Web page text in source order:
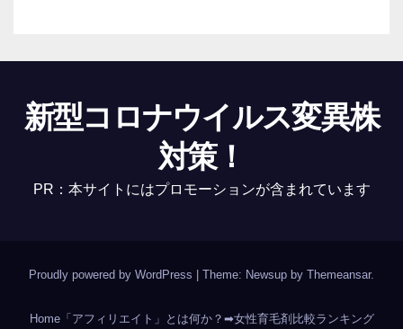
新型コロナウイルス変異株
対策！
PR：本サイトにはプロモーションが含まれています
Proudly powered by WordPress Theme: Newsup by Themeansar.
Home「アフィリエイト」とは何か？ ➡女性育毛剤比較ランキング